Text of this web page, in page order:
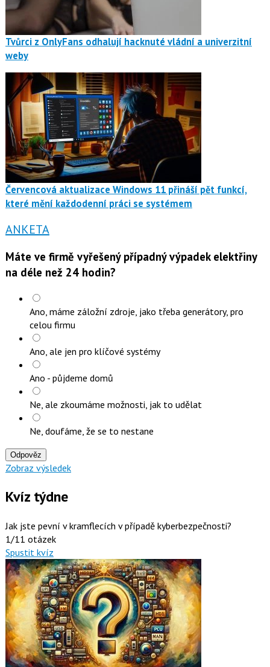
Tvůrci z OnlyFans odhalují hacknuté vládní a univerzitní
weby
Červencová aktualizace Windows 11 přináší pět funkcí,
které mění každodenní práci se systémem
ANKETA
Máte ve firmě vyřešený případný výpadek elektřiny
na déle než 24 hodin?
Ano, máme záložní zdroje, jako třeba generátory, pro
celou firmu
Ano, ale jen pro klíčové systémy
Ano - půjdeme domů
Ne, ale zkoumáme možnosti, jak to udělat
Ne, doufáme, že se to nestane
Odpověz
Zobraz výsledek
Kvíz týdne
Jak jste pevní v kramflecích v případě kyberbezpečnosti?
1/11 otázek
Spustit kvíz